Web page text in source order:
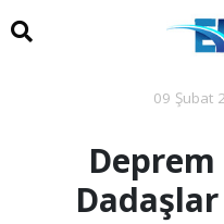
09 Şubat
Dadaşlar